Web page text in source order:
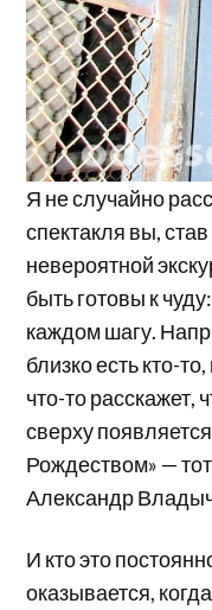
Я не случайно
спектакля вы,
невероятной
быть готовы к
каждом шагу.
близко есть кто-
что-то расскажет,
сверху
Рождеством» —
Александр
И кто это
оказывается,